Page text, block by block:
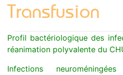
Transfusion
Profil bactériologique des
réanimation polyvalente du
Infections